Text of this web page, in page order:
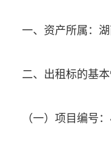
一、资产所属：
二、出租标的基
（一）项目编号